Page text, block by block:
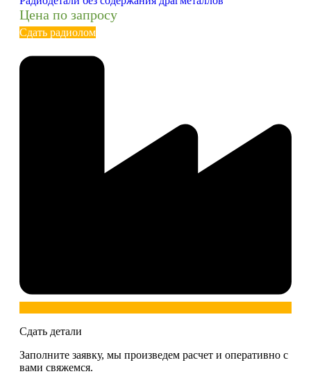
Цена по запросу
Сдать радиолом
Сдать детали
Заполните заявку, мы произведем расчет и оперативно с
вами свяжемся.